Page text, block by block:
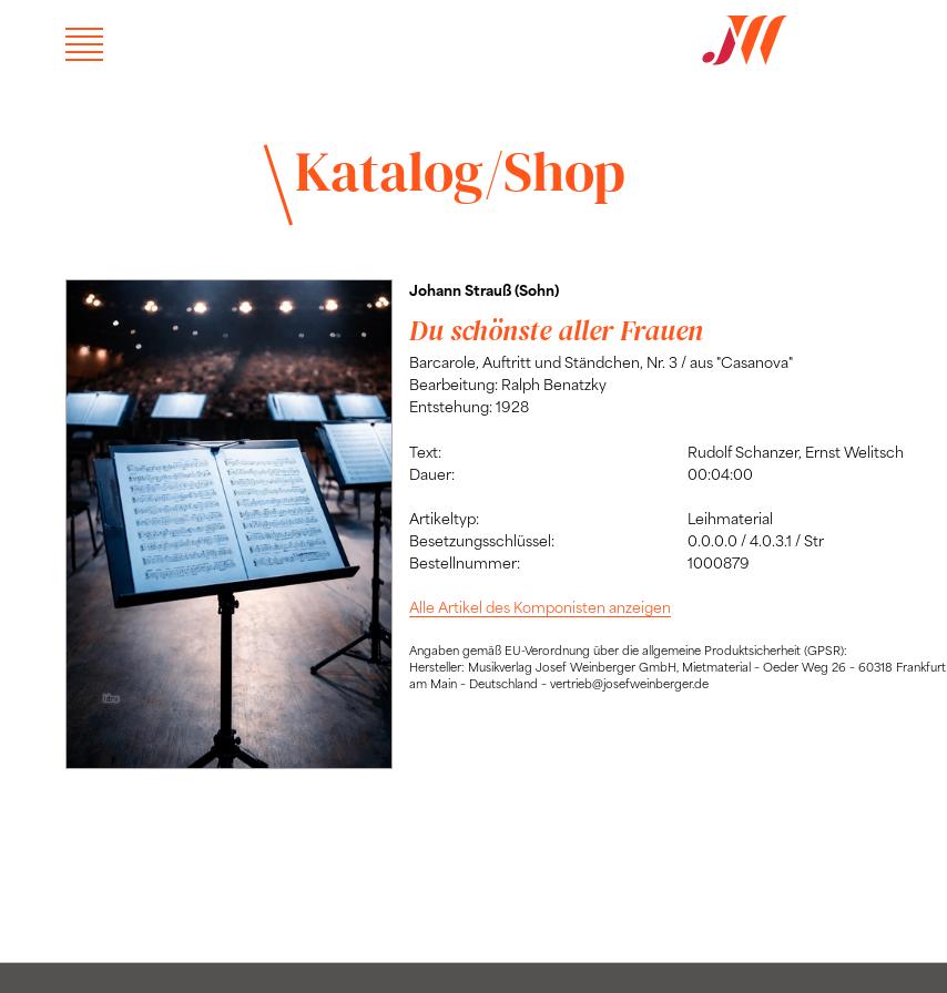
Katalog/Shop
Johann Strauß (Sohn)
Du schönste aller Frauen
Barcarole, Auftritt und Ständchen, Nr. 3 / aus "Casanova"
Bearbeitung: Ralph Benatzky
Entstehung: 1928
Text:
Rudolf Schanzer, Ernst Welitsch
Dauer:
00:04:00
Artikeltyp:
Leihmaterial
Besetzungsschlüssel:
0.0.0.0 / 4.0.3.1 / Str
Bestellnummer:
1000879
Alle Artikel des Komponisten anzeigen
Angaben gemäß EU-Verordnung über die allgemeine Produktsicherheit (GPSR):
Hersteller: Musikverlag Josef Weinberger GmbH, Mietmaterial – Oeder Weg 26 – 60318 Frankfurt
am Main – Deutschland – vertrieb@josefweinberger.de